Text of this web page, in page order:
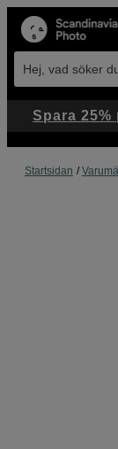
Hej, vad söker
Startsidan
Spara